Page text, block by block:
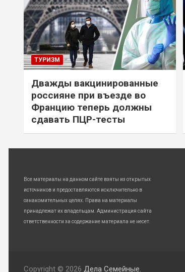
ТУРИЗМ
Дважды вакцинированные
россияне при въезде во
Францию теперь должны
сдавать ПЦР-тесты
Все материалы на данном сайте взяты из открытых
источников и предоставляются исключительно в
ознакомительных целях. Права на материалы
принадлежат их владельцам. Администрация сайта
ответственности за содержание материала не несет.
Copyright © 2026 Дела Семейные.